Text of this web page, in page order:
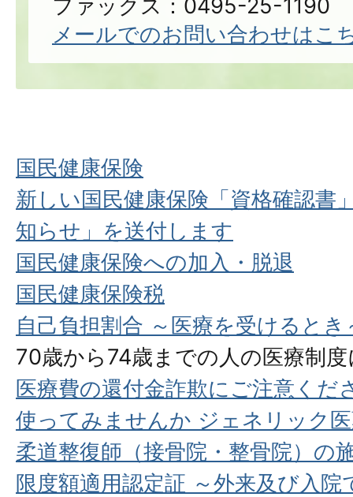
ファックス：0495-25-1190
メールでのお問い合わせはこ
国民健康保険
新しい国民健康保険「資格確認書
知らせ」を送付します
国民健康保険への加入・脱退
国民健康保険税
自己負担割合 ～医療を受けるとき
70歳から74歳までの人の医療制
医療費の還付金詐欺にご注意くだ
使ってみませんか ジェネリック
柔道整復師（接骨院・整骨院）の
限度額適用認定証 ～外来及び入